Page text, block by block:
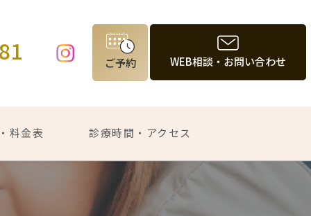
ご予約 WEB相談・お問い合わせ
料金表 診療時間・アクセス